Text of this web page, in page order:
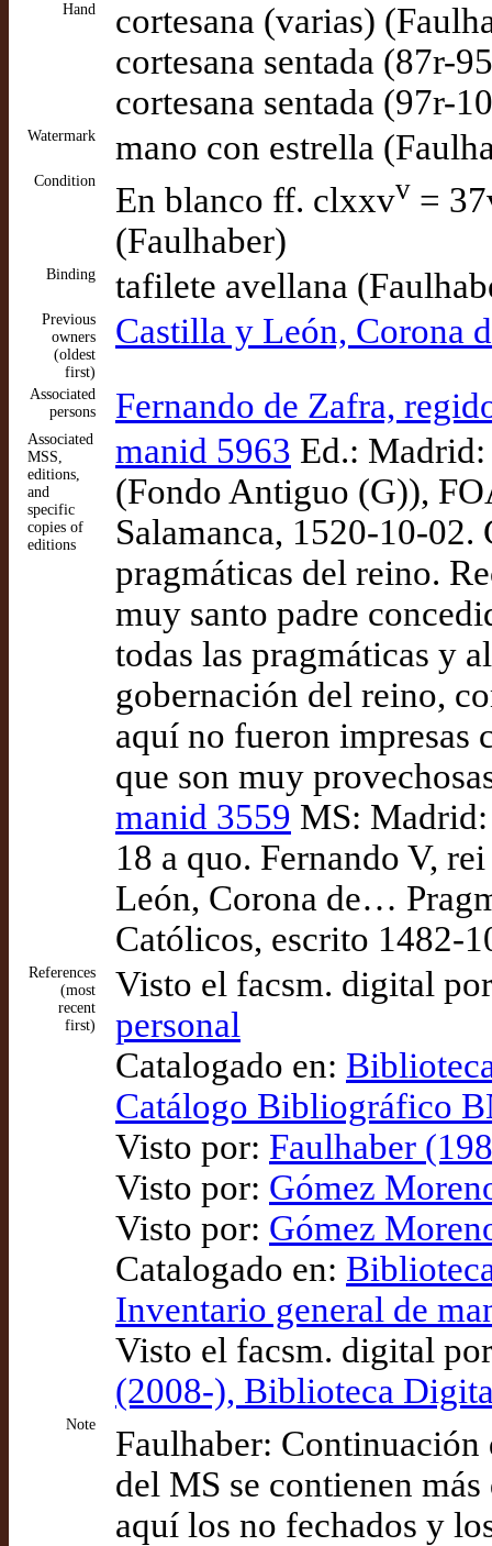
Hand
cortesana (varias)
cortesana sentada (87r-
cortesana sentada (97r-
Watermark mano con estrella
Condition En blanco ff. clxxvv =
(Faulhaber)
Binding tafilete avellana
Previous
owners
(oldest
first)
Castilla y León, Corona
Associated
persons
Fernando de Zafra,
Associated
MSS,
editions,
and
specific
copies of
editions
manid 5963 Ed.:
(Fondo Antiguo (G)),
Salamanca, 1520-10-
pragmáticas del reino.
muy santo padre
todas las pragmáticas y
gobernación del reino,
aquí no fueron impresas
que son muy
manid 3559 MS:
18 a quo. Fernando V,
León, Corona de…
Católicos, escrito 1482-
References
(most
recent
first)
Visto el facsm. digital
personal
Catalogado en:
Catálogo Bibliográfico
Visto por: Faulhaber
Visto por: Gómez
Visto por: Gómez
Catalogado en:
Inventario general de
Visto el facsm. digital
(2008-), Biblioteca
Note
Faulhaber:
del MS se contienen
aquí los no fechados y